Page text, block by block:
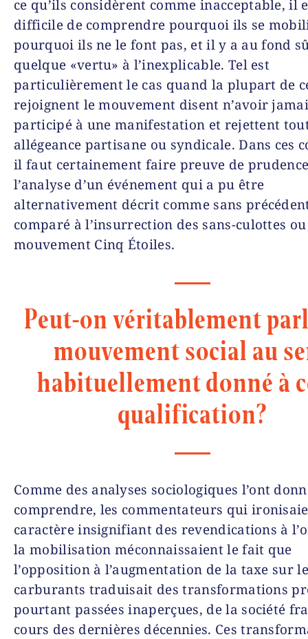
ce qu’ils considèrent comme inacceptable, il
difficile de comprendre pourquoi ils se
pourquoi ils ne le font pas, et il y a au fond
quelque «vertu» à l’inexplicable. Tel est
particulièrement le cas quand la plupart de
rejoignent le mouvement disent n’avoir
participé à une manifestation et rejettent
allégeance partisane ou syndicale. Dans ces
il faut certainement faire preuve de
l’analyse d’un événement qui a pu être
alternativement décrit comme sans
comparé à l’insurrection des sans-culottes
mouvement Cinq Étoiles.
Peut-on véritablement
mouvement social au
habituellement donné à
qualification?
Comme des analyses sociologiques l’ont
comprendre, les commentateurs qui
caractère insignifiant des revendications à
la mobilisation méconnaissaient le fait que
l’opposition à l’augmentation de la taxe sur
carburants traduisait des transformations
pourtant passées inaperçues, de la société
cours des dernières décennies. Ces